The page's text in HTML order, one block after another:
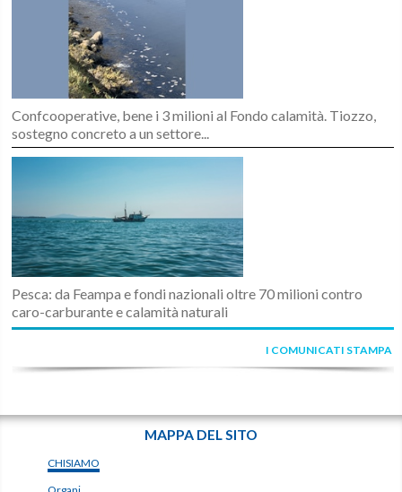
Confcooperative, bene i 3 milioni al Fondo calamità. Tiozzo,
sostegno concreto a un settore...
Pesca: da Feampa e fondi nazionali oltre 70 milioni contro
caro-carburante e calamità naturali
I COMUNICATI STAMPA
MAPPA DEL SITO
CHISIAMO